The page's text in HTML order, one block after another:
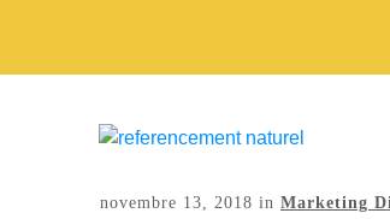
novembre 13, 2018 in Marketing